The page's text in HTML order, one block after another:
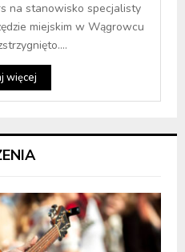
na stanowisko specjalisty
miejskim w Wągrowcu
więcej